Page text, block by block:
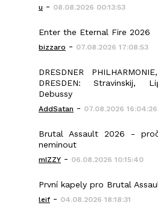
u - 08.08.2026 00:13:53
Enter the Eternal Fire 2026
bizzaro - 07.08.2026 17:08:53
DRESDNER
DRESDEN: Stravinskij,
Debussy
AddSatan - 07.08.2026 16:04:26
Brutal Assault 2026 -
neminout
mIZZY - 06.08.2026 10:15:40
První kapely pro Brutal
leif - 04.08.2026 18:18:31